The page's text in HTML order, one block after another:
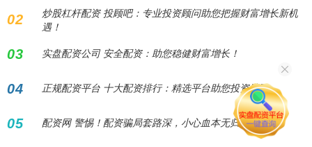
02
炒股杠杆配资 投顾吧：专业投资顾问助您把握财富增长新机
遇！
03 实盘配资公司 安全配资：助您稳健财富增长！
04 正规配资平台 十大配资排行：精选平台助您投资腾飞
05 配资网 警惕！配资骗局套路深，小心血本无归！